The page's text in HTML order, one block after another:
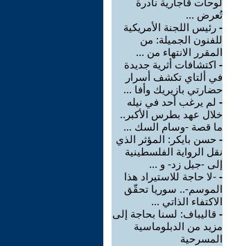
لوحات قاجارية نادرة
تُعرض ...
- رئيس اللجنة الأمريكية
للفنون الجميلة: من
المقرر الانتهاء من ...
- اكتشافات أثرية جديدة
في ألتاي تكشف أسرار
حضارتي بازيريك وأفا ...
- لم يرغب أحد في نيله
خلال عهد بطرس الأكبر..
ما قصة -وسام السك ...
- حسن بايكر: المؤثر الذي
نقل الرواية الفلسطينية
إلى -جيل زد- و ...
- -لا حاجة للاستيراد هذا
الموسم-.. سوريا تحقّق
الاكتفاء الذاتي ...
- قاليباف: لسنا بحاجة إلى
مزيد من الدبلوماسية
المسرحية